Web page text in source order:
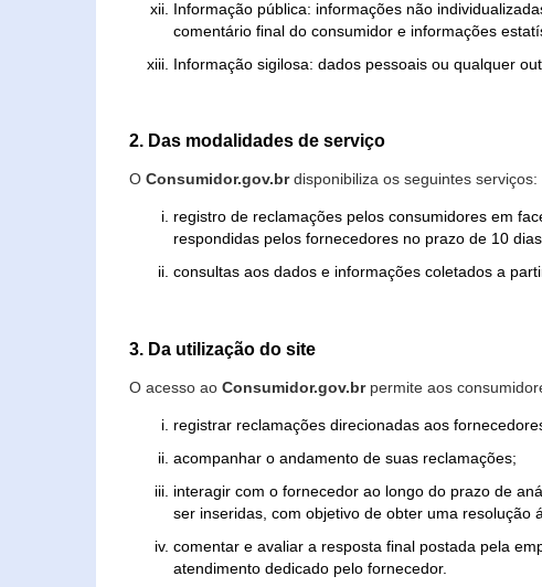
Informação pública: informações não
comentário final do consumidor e informações
Informação sigilosa: dados pessoais ou qualquer
2. Das modalidades de serviço
O Consumidor.gov.brdisponibiliza os seguintes serviços:
registro de reclamações pelos consumidores em
respondidas pelos fornecedores no prazo de 10
consultas aos dados e informações coletados a
3. Da utilização do site
O acesso ao Consumidor.gov.brpermite aos
registrar reclamações direcionadas aos
acompanhar o andamento de suas reclamações;
interagir com o fornecedor ao longo do prazo de
ser inseridas, com objetivo de obter uma resolução
comentar e avaliar a resposta final postada pela
atendimento dedicado pelo fornecedor.